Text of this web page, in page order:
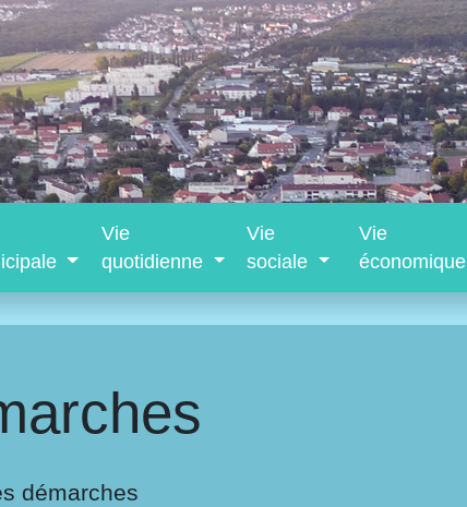
Vie
quotidienne
Vie
sociale
Vie
économique
démarches